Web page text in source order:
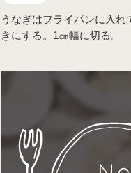
うなぎはフライパンに入れ
きにする。1㎝幅に切る。